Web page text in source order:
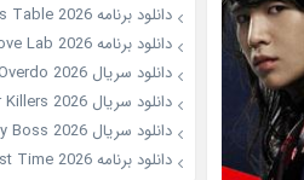
دانلود برنامه Murder Club: Liar’s Table 2026
دانلود برنامه The Love Lab 2026
دانلود سریال Overdo 2026
دانلود سریال A Shop for Killers 2026
دانلود سریال My Bias, My Boss 2026
دانلود برنامه Love against Time 2026